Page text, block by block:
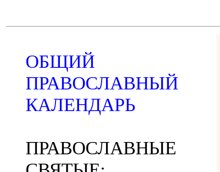
ОБЩИЙ
ПРАВОСЛАВНЫЙ
КАЛЕНДАРЬ
ПРАВОСЛАВНЫЕ